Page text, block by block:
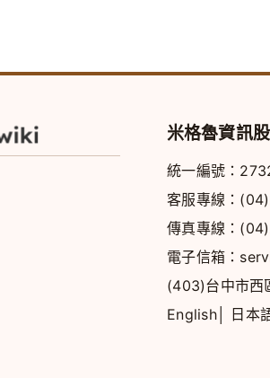
米格魯資訊
統一編號：
客服專線：
傳真專線：
電子信箱：
(403)台中市西
English│ 日本